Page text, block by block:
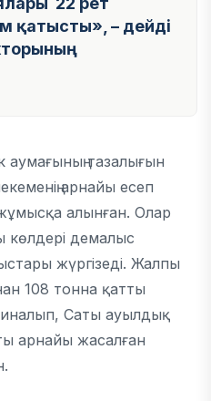
қатысты», – дейді
тазалығын
арнайы есеп
алынған. Олар
көлдері демалыс
жүргізеді. Жалпы
108 тонна қатты
Саты ауылдық
арнайы жасалған